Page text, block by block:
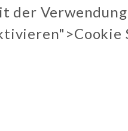
der
Cookie